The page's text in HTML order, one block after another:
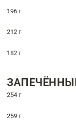
196 г
212 г
182 г
254 г
259 г